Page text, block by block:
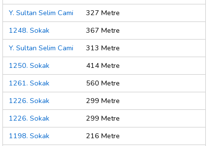
Y. Sultan Selim Cami
327 Metre
1248. Sokak
367 Metre
Y. Sultan Selim Cami
313 Metre
1250. Sokak
414 Metre
1261. Sokak
560 Metre
1226. Sokak
299 Metre
1226. Sokak
299 Metre
1198. Sokak
216 Metre